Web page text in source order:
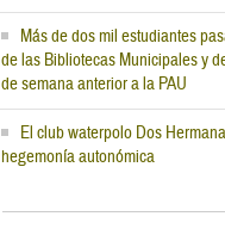
Más de dos mil estudiantes
de las Bibliotecas Municipales y
de semana anterior a la PAU
El club waterpolo Dos
hegemonía autonómica